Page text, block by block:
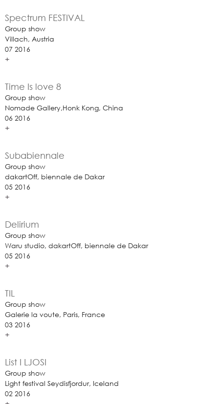
Spectrum FESTIVAL
Group show
Villach, Austria
07 2016
+
Time Is love 8
Group show
Nomade Gallery,Honk Kong, China
06 2016
+
Subabiennale
Group show
dakartOff, biennale de Dakar
05 2016
+
Delirium
Group show
Waru studio, dakartOff, biennale de Dakar
05 2016
+
TIL
Group show
Galerie la voute, Paris, France
03 2016
+
List I LJOSI
Group show
Light festival Seydisfjordur, Iceland
02 2016